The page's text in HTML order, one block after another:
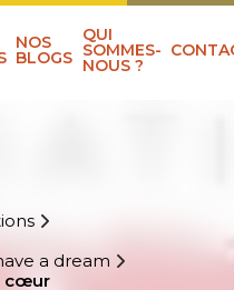
NOS
BLOGS
QUI
SOMMES-
NOUS ?
a dream
cœur